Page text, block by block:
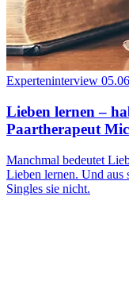
Experteninterview
Lieben lernen –
Paartherapeut
Manchmal bedeutet
Lieben lernen. Und aus
Singles sie nicht.